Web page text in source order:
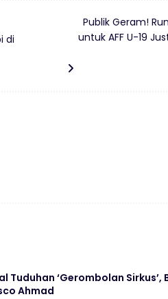
di
Publik Geram!
untuk AFF U-19
Tuduhan ‘Gerombolan
Ahmad